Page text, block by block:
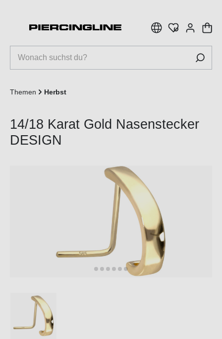
Themen Herbst
14/18 Karat Gold Nasenstecker
DESIGN